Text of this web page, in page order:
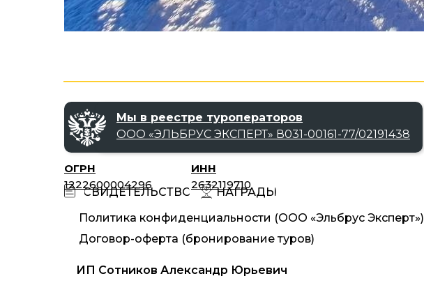
Политика конфиденциальности (ООО «Эльбрус Эксперт»)
СВИДЕТЕЛЬСТВО
ОГРН
1222600004296
ИНН
2632119710
НАГРАДЫ
ИП Сотников Александр Юрьевич
Договор-оферта (бронирование туров)
Мы в реестре туроператоров
ООО «‎ЭЛЬБРУС ЭКСПЕРТ»‎ В031-00161-77/02191438